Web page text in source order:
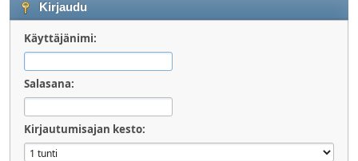
Kirjaudu
Käyttäjänimi:
Salasana:
Kirjautumisajan kesto: